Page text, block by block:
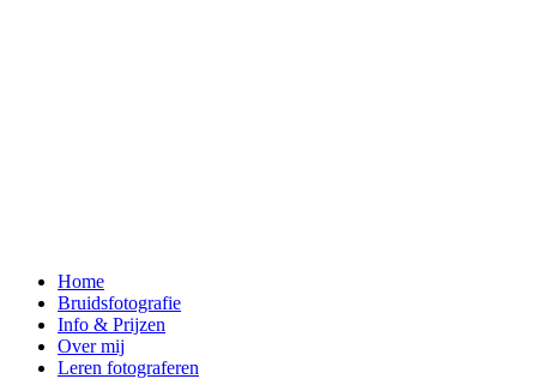
Home
Bruidsfotografie
Info & Prijzen
Over mij
Leren fotograferen